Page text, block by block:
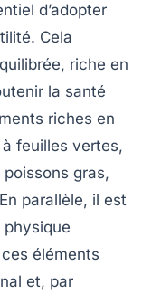
d’adopter
. Cela
, riche en
la santé
riches en
feuilles vertes,
gras,
parallèle, il est
éléments
et, par